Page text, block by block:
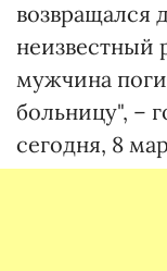
возвращался
неизвестный
мужчина
больницу", –
сегодня, 8